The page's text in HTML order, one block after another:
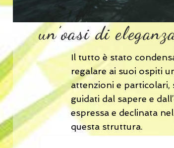
un’oasi di
Il tutto è stato
regalare ai suoi ospiti
attenzioni e particolari,
guidati dal sapere e
espressa e declinata
questa struttura.